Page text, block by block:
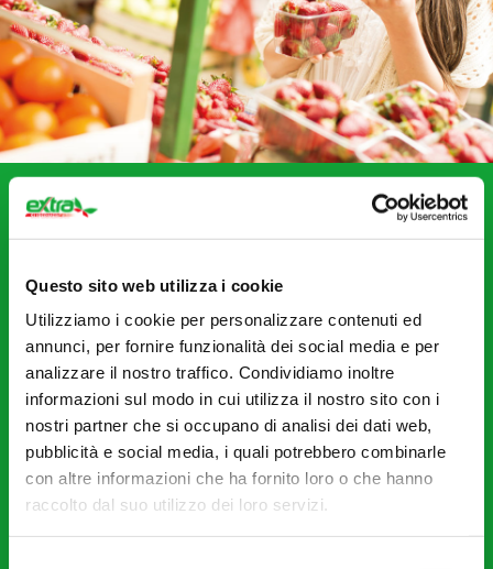
Questo sito web utilizza i cookie
Utilizziamo i cookie per personalizzare contenuti ed
annunci, per fornire funzionalità dei social media e per
analizzare il nostro traffico. Condividiamo inoltre
informazioni sul modo in cui utilizza il nostro sito con i
nostri partner che si occupano di analisi dei dati web,
pubblicità e social media, i quali potrebbero combinarle
con altre informazioni che ha fornito loro o che hanno
raccolto dal suo utilizzo dei loro servizi.
Extra Supermercati Saviano
Via Provinciale Fressuriello, 14, Saviano
PORTAMI QUI
Orari di apertura
Lunedì-Sabato 08:00-21:00
Domenica 08:00-13:30
Reparti